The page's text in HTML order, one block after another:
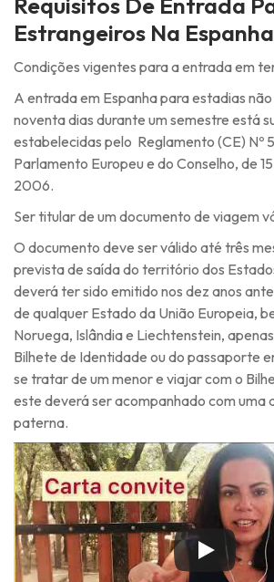
Estrangeiros Na Espanha
Condições vigentes para a entrada em
​A entrada em Espanha para estadias
noventa dias durante um semestre está
estabelecidas pelo Reglamento (CE) Nº
Parlamento Europeu e do Conselho, de
2006.
Ser titular de um documento de viagem
O documento deve ser válido até três
prevista de saída do território dos
deverá ter sido emitido nos dez anos
de qualquer Estado da União Europeia,
Noruega, Islândia e Liechtenstein,
Bilhete de Identidade ou do passaporte
se tratar de um menor e viajar com o
este deverá ser acompanhado com uma
paterna.